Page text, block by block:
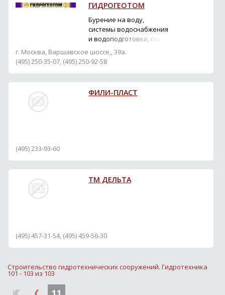
ГИДРОГЕОТОМ
Бурение на воду,
системы водоснабжения
и водоподготовки, поиск
и разведка подземных
вод, инженерные
г. Москва, Варшавское шоссе,, 39а.
(495) 250-35-07, (495) 250-92-58
ФИЛИ-ПЛАСТ
(495) 233-93-60
ТМ ДЕЛЬТА
(495) 457-31-54, (495) 459-56-30
Строительство гидротехнических сооружений. Гидротехника
101 - 103 из 103